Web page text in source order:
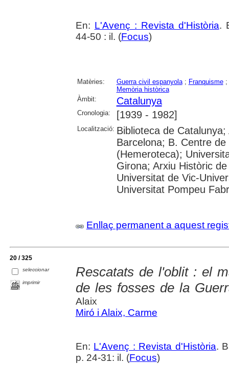
En: L'Avenç : Revista d'Història.
44-50 : il. (Focus)
Matèries: Guerra civil espanyola; Franquisme;
Memòria històrica
Àmbit:
Catalunya
Cronologia: [1939 - 1982]
Localització: Biblioteca de
Barcelona; B. Centre
(Hemeroteca);
Girona; Arxiu Històric
Universitat de Vic-
Universitat Pompeu
Enllaç permanent a aquest
20 / 325
seleccionar
imprimir
Rescatats de l'oblit : el
de les fosses de la
Alaix
Miró i Alaix, Carme
En: L'Avenç : Revista d'Història.
p. 24-31: il. (Focus)